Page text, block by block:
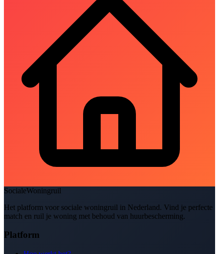
SocialeWoningruil
Het platform voor sociale woningruil in Nederland. Vind je perfecte
match en ruil je woning met behoud van huurbescherming.
Platform